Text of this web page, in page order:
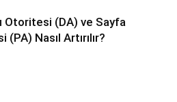
Otoritesi (DA) ve Sayfa
Nasıl Artırılır?